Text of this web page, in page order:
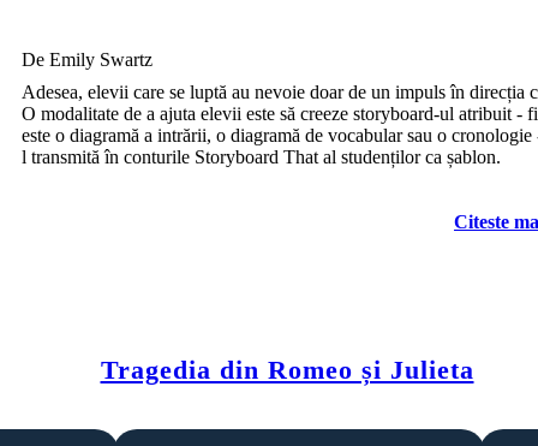
De Emily Swartz
Adesea, elevii care se luptă au nevoie doar de un impuls în direcția
O modalitate de a ajuta elevii este să creeze storyboard-ul atribuit -
este o diagramă a intrării, o diagramă de vocabular sau o cronologie
l transmită în conturile Storyboard That al studenților ca șablon.
Citeste
Tragedia din Romeo și Julieta